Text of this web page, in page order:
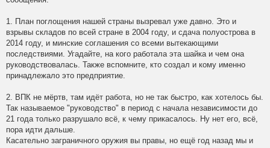
1. План поглощения нашей страны вызревал уже давно. Это и
взрывы складов по всей стране в 2004 году, и сдача полуострова в
2014 году, и минские соглашения со всеми вытекающими
последствиями. Угадайте, на кого работала эта шайка и чем она
руководствовалась. Также вспомните, кто создал и кому именно
принадлежало это предприятие.
2. ВПК не мёртв, там идёт работа, но не так быстро, как хотелось бы.
Так называемое "руководство" в период с начала независимости до
21 года только разрушало всё, к чему прикасалось. Ну нет его, всё,
пора идти дальше.
Касательно заграничного оружия вы правы, но ещё год назад мы и